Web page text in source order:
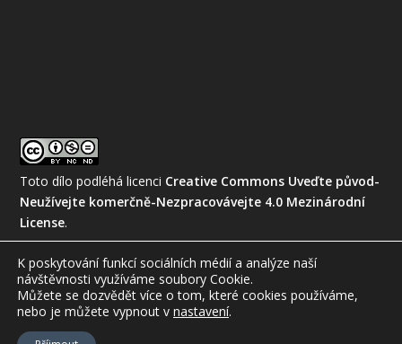
Toto dílo podléhá licenci Creative Commons Uveďte původ-
Neužívejte komerčně-Nezpracovávejte 4.0 Mezinárodní
License.
© 2026
K poskytování funkcí sociálních médií a analýze naší
návštěvnosti využíváme soubory Cookie.
Můžete se dozvědět více o tom, které cookies používáme,
nebo je můžete vypnout v nastavení.